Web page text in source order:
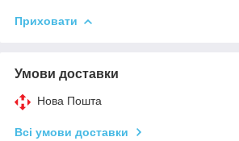
Приховати
Умови доставки
Нова Пошта
Всі умови доставки